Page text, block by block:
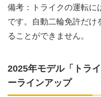
備考：トライクの運転に
です。自動二輪免許だけ
ることができません。
2025年モデル「トラ
ーラインアップ